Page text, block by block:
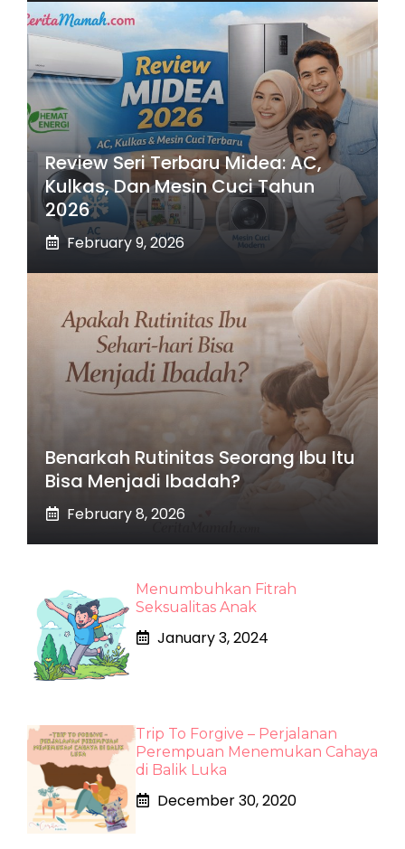
Review Seri Terbaru Midea: AC,
Kulkas, Dan Mesin Cuci Tahun
2026
February 9, 2026
Benarkah Rutinitas Seorang Ibu Itu
Bisa Menjadi Ibadah?
February 8, 2026
Menumbuhkan Fitrah
Seksualitas Anak
January 3, 2024
Trip To Forgive – Perjalanan
Perempuan Menemukan Cahaya
di Balik Luka
December 30, 2020